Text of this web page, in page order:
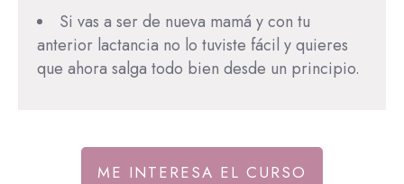
Si vas a ser de nueva mamá y con tu
anterior lactancia no lo tuviste fácil y quieres
que ahora salga todo bien desde un principio.
ME INTERESA EL CURSO